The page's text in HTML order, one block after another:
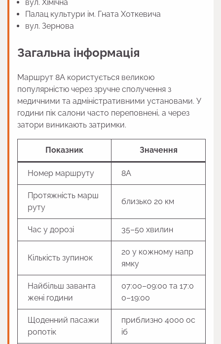
вул. Хімічна
Палац культури ім. Гната Хоткевича
вул. Зернова
Загальна інформація
Маршрут 8А користується великою
популярністю через зручне сполучення з
медичними та адміністративними установами. У
години пік салони часто переповнені, а через
затори виникають затримки.
Показник Значення
Номер маршруту 8А
Протяжність марш
руту
близько 20 км
Час у дорозі 35–50 хвилин
Кількість зупинок
20 у кожному напр
ямку
Найбільш заванта
жені години
07:00–09:00 та 17:0
0–19:00
Щоденний пасажи
ропотік
приблизно 4000 ос
іб